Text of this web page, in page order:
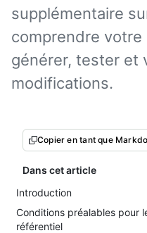
supplémentaire
comprendre
générer, tester et
modifications.
Copier en tant que
Dans cet article
Introduction
Conditions préalables pour
référentiel